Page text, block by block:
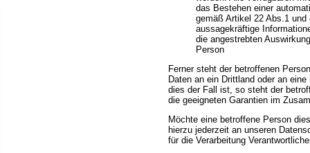
das Bestehen einer
gemäß Artikel 22 Abs.1
aussagekräftige
die angestrebten
Person
Ferner steht der betroffenen
Daten an ein Drittland oder an
dies der Fall ist, so steht der
die geeigneten Garantien im
Möchte eine betroffene Person
hierzu jederzeit an unseren
für die Verarbeitung